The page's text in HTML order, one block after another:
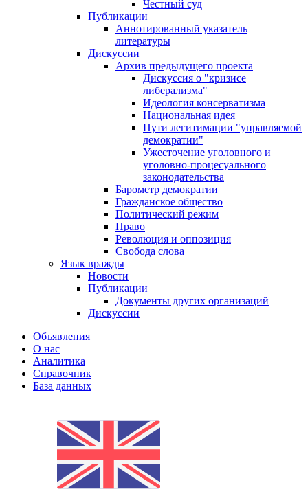
Честный суд
Публикации
Аннотированный указатель
литературы
Дискуссии
Архив предыдущего проекта
Дискуссия о "кризисе
либерализма"
Идеология консерватизма
Национальная идея
Пути легитимации "управляемой
демократии"
Ужесточение уголовного и
уголовно-процесуального
законодательства
Барометр демократии
Гражданское общество
Политический режим
Право
Революция и оппозиция
Свобода слова
Язык вражды
Новости
Публикации
Документы других организаций
Дискуссии
Объявления
О нас
Аналитика
Справочник
База данных